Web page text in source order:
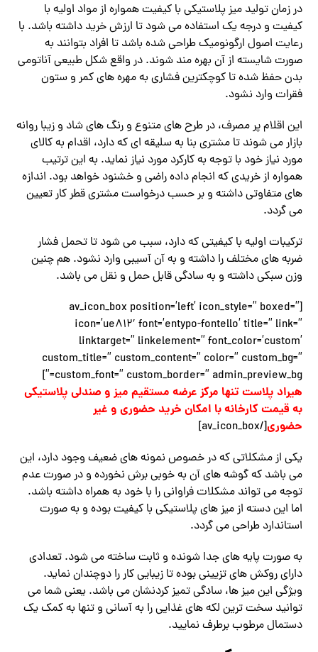
در زمان تولید میز پلاستیکی با کیفیت همواره از مواد اولیه با
کیفیت و درجه یک استفاده می شود تا ارزش خرید داشته باشد. با
رعایت اصول ارگونومیک طراحی شده باشد تا افراد بتوانند به
صورت شایسته از آن بهره مند شوند. در واقع شکل طبیعی آناتومی
بدن حفظ شده تا کوچکترین فشاری به مهره های کمر و ستون
فقرات وارد نشود.
این اقلام پر مصرف، در طرح های متنوع و رنگ های شاد و زیبا روانه
بازار می شوند تا مشتری بنا به سلیقه ای که دارد، اقدام به کالای
مورد نیاز خود با توجه به کارکرد مورد نیاز نماید. به این ترتیب
همواره از خریدی که انجام داده راضی و خشنود خواهد بود. اندازه
های متفاوتی داشته و بر حسب درخواست مشتری قطر کار تعیین
می گردد.
ترکیبات اولیه با کیفیتی که دارد، سبب می شود تا تحمل فشار
ضربه های مختلف را داشته و به آن آسیبی وارد نشود. هم چنین
وزن سبکی داشته و به سادگی قابل حمل و نقل می باشد.
[av_icon_box position=’left’ icon_style=” boxed=”
icon=’ue812′ font=’entypo-fontello’ title=” link=”
linktarget=” linkelement=” font_color=’custom’
custom_title=” custom_content=” color=” custom_bg=”
custom_font=” custom_border=” admin_preview_bg=”]
هیراد پلاست تنها مرکز عرضه مستقیم میز و صندلی پلاستیکی
به قیمت کارخانه با امکان خرید حضوری و غیر
حضوری[/av_icon_box]
یکی از مشکلاتی که در خصوص نمونه های ضعیف وجود دارد، این
می باشد که گوشه های آن به خوبی برش نخورده و در صورت عدم
توجه می تواند مشکلات فراوانی را با خود به همراه داشته باشد.
اما این دسته از میز های پلاستیکی با کیفیت بوده و به صورت
استاندارد طراحی می گردد.
به صورت پایه های جدا شونده و ثابت ساخته می شود. تعدادی
دارای روکش های تزیینی بوده تا زیبایی کار را دوچندان نماید.
ویژگی این میز ها، سادگی تمیز کردنشان می باشد. یعنی شما می
توانید سخت ترین لکه های غذایی را به آسانی و تنها به کمک یک
دستمال مرطوب برطرف نمایید.